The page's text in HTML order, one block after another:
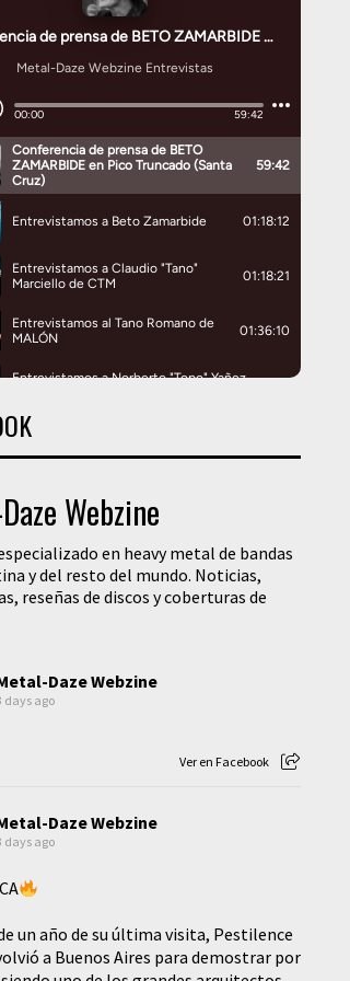
Webzine
en heavy metal de bandas
y del resto del mundo. Noticias,
reseñas de discos y coberturas de
Daze Webzine
days ago
Ver en Facebook
Daze Webzine
days ago
un año de su última visita, Pestilence
a Buenos Aires para demostrar por